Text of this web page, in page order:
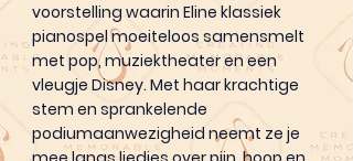
voorstelling waarin Eline klassiek
pianospel moeiteloos samensmelt
met pop, muziektheater en een
vleugje Disney. Met haar krachtige
stem en sprankelende
podiumaanwezigheid neemt ze je